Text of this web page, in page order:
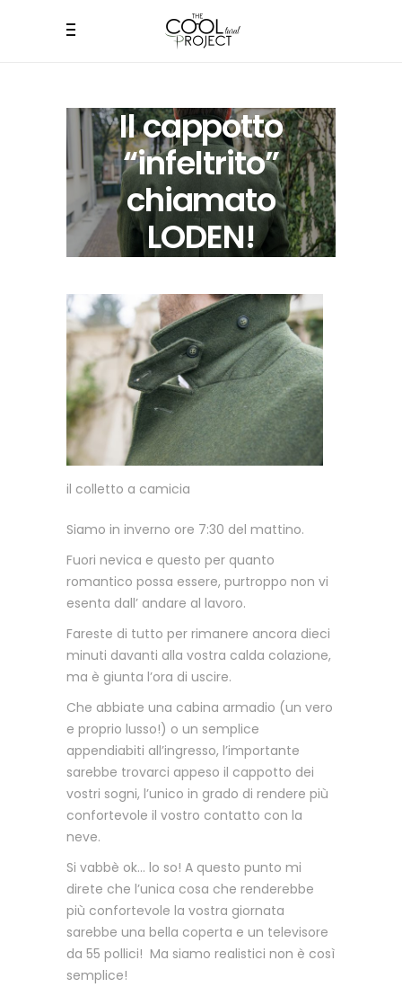
Il cappotto
“infeltrito”
chiamato
LODEN!
il colletto a camicia
Siamo in inverno ore 7:30 del mattino.
Fuori nevica e questo per quanto
romantico possa essere, purtroppo non vi
esenta dall’ andare al lavoro.
Fareste di tutto per rimanere ancora dieci
minuti davanti alla vostra calda colazione,
ma è giunta l’ora di uscire.
Che abbiate una cabina armadio (un vero
e proprio lusso!) o un semplice
appendiabiti all’ingresso, l’importante
sarebbe trovarci appeso il cappotto dei
vostri sogni, l’unico in grado di rendere più
confortevole il vostro contatto con la
neve.
Si vabbè ok… lo so! A questo punto mi
direte che l’unica cosa che renderebbe
più confortevole la vostra giornata
sarebbe una bella coperta e un televisore
da 55 pollici! Ma siamo realistici non è così
semplice!